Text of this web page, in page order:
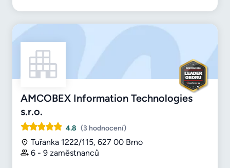
AMCOBEX Information Technologies
s.r.o.
4.8 (3 hodnocení)
Tuřanka 1222/115, 627 00 Brno
6 - 9 zaměstnanců